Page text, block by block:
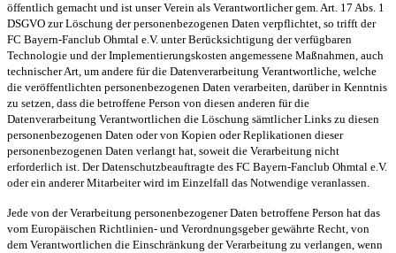
öffentlich gemacht und ist unser Verein als Verantwortlicher gem. Art. 17 Abs. 1
DSGVO zur Löschung der personenbezogenen Daten verpflichtet, so trifft der
FC Bayern-Fanclub Ohmtal e.V. unter Berücksichtigung der verfügbaren
Technologie und der Implementierungskosten angemessene Maßnahmen, auch
technischer Art, um andere für die Datenverarbeitung Verantwortliche, welche
die veröffentlichten personenbezogenen Daten verarbeiten, darüber in Kenntnis
zu setzen, dass die betroffene Person von diesen anderen für die
Datenverarbeitung Verantwortlichen die Löschung sämtlicher Links zu diesen
personenbezogenen Daten oder von Kopien oder Replikationen dieser
personenbezogenen Daten verlangt hat, soweit die Verarbeitung nicht
erforderlich ist. Der Datenschutzbeauftragte des FC Bayern-Fanclub Ohmtal e.V.
oder ein anderer Mitarbeiter wird im Einzelfall das Notwendige veranlassen.
Jede von der Verarbeitung personenbezogener Daten betroffene Person hat das
vom Europäischen Richtlinien- und Verordnungsgeber gewährte Recht, von
dem Verantwortlichen die Einschränkung der Verarbeitung zu verlangen, wenn